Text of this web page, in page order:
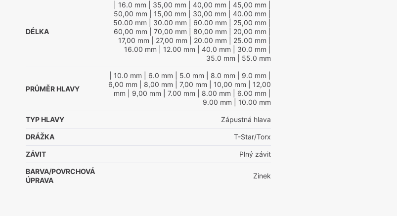
DÉLKA
| 16.0 mm | 35,00 mm | 40,00 mm | 45,00 mm
50,00 mm | 15,00 mm | 30,00 mm | 40.00 mm
50.00 mm | 30.00 mm | 60.00 mm | 25,00 mm
60,00 mm | 70,00 mm | 80,00 mm | 20,00 mm
17,00 mm | 27,00 mm | 20.00 mm | 25.00 mm
16.00 mm | 12.00 mm | 40.0 mm | 30.0 mm
35.0 mm | 55.0 mm
PRŮMĚR HLAVY
| 10.0 mm | 6.0 mm | 5.0 mm | 8.0 mm | 9.0 mm
6,00 mm | 8,00 mm | 7,00 mm | 10,00 mm | 12,00
mm | 9,00 mm | 7.00 mm | 8.00 mm | 6.00 mm
9.00 mm | 10.00 mm
TYP HLAVY Zápustná hlava
DRÁŽKA T-Star/Torx
ZÁVIT Plný závit
BARVA/POVRCHOVÁ
ÚPRAVA
Zinek